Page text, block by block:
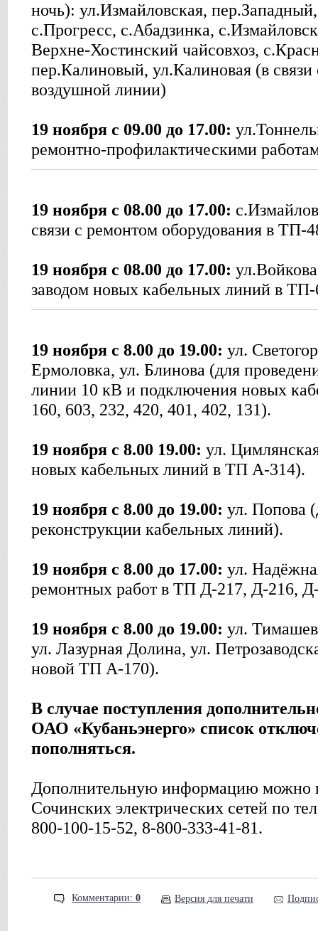
ночь): ул.Измайловская,
с.Прогресс, с.Абадзинка,
Верхне-Хостинский чайсовхоз,
пер.Калиновый, ул.Калиновая (в связи
воздушной линии)
19 ноября с 09.00 до 17.00:
ремонтно-профилактическими
19 ноября с 08.00 до 17.00:
связи с ремонтом оборудования в ТП-
19 ноября с 08.00 до 17.00:
заводом новых кабельных линий в
19 ноября с 8.00 до 19.00: ул.
Ермоловка, ул. Блинова (для
линии 10 кВ и подключения новых
160, 603, 232, 420, 401, 402, 131).
19 ноября с 8.00 19.00: ул.
новых кабельных линий в ТП А-314).
19 ноября с 8.00 до 19.00: ул. Попова
реконструкции кабельных линий).
19 ноября с 8.00 до 17.00: ул.
ремонтных работ в ТП Д-217, Д-216,
19 ноября с 8.00 до 19.00: ул.
ул. Лазурная Долина, ул.
новой ТП А-170).
В случае поступления
ОАО «Кубаньэнерго» список
пополняться.
Дополнительную информацию можно
Сочинских электрических сетей по
800-100-15-52, 8-800-333-41-81.
Комментарии: 0 Версия для печати